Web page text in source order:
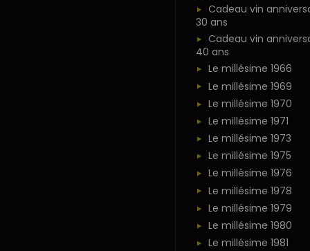
Cadeau vin
30 ans
Cadeau vin
40 ans
Le millésime 1966
Le millésime 1969
Le millésime 1970
Le millésime 1971
Le millésime 1973
Le millésime 1975
Le millésime 1976
Le millésime 1978
Le millésime 1979
Le millésime 1980
Le millésime 1981